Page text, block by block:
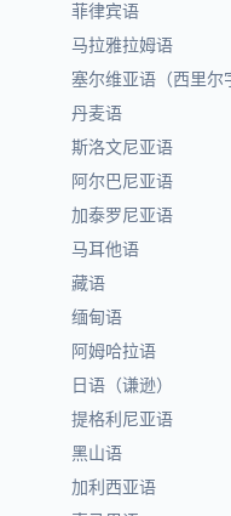
菲律宾语
马拉雅拉姆语
塞尔维亚语（西里尔
丹麦语
斯洛文尼亚语
阿尔巴尼亚语
加泰罗尼亚语
马耳他语
藏语
缅甸语
阿姆哈拉语
日语（谦逊）
提格利尼亚语
黑山语
加利西亚语